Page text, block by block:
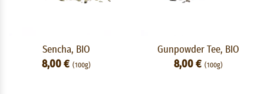
Sencha, BIO
8,00 € (100g)
Gunpowder Tee, BIO
8,00 € (100g)